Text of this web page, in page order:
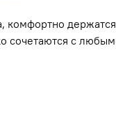
комфортно
сочетаются с